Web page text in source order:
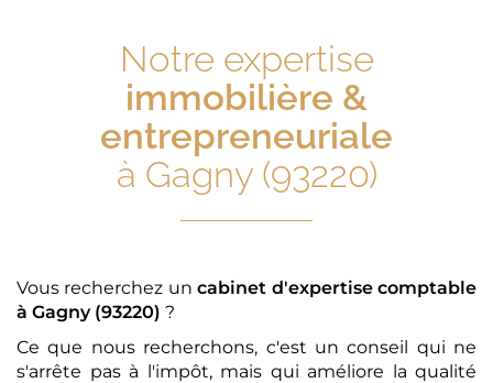
Notre expertise
immobilière &
entrepreneuriale
à Gagny (93220)
Vous recherchez uncabinet d'expertise comptable
à Gagny (93220) ?
Ce que nous recherchons, c'est un conseil qui ne
s'arrête pas à l'impôt, mais qui améliore la qualité